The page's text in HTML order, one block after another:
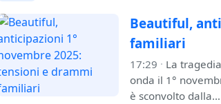
Beautiful,
familiari
17:29 · La
onda il 1°
è sconvolto dalla…